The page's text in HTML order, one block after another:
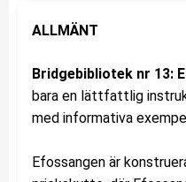
ALLMÄNT
Bridgebibliotek nr 13:
bara en lättfattlig
med informativa
Efossangen är